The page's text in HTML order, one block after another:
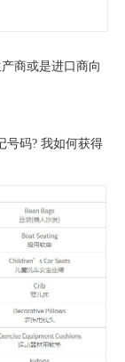
商或是进口商向
号码? 我如何获得